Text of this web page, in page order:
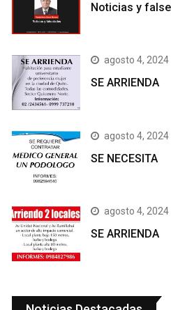
Noticias y
agosto 4, 2024
SE ARRIENDA
agosto 4, 2024
SE NECESITA
agosto 4, 2024
SE ARRIENDA